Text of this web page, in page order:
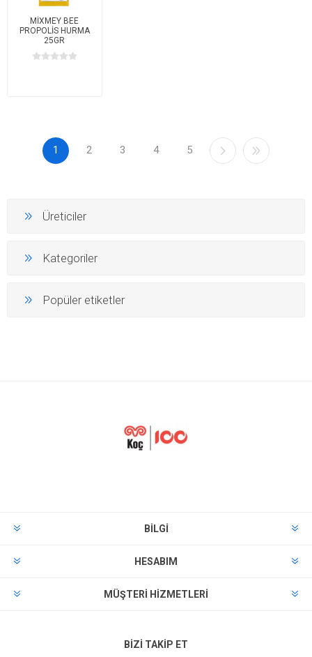
MİXMEY BEE
PROPOLİS HURMA
25GR
1 2 3 4 5
Üreticiler
Kategoriler
Popüler etiketler
BILGI
HESABIM
MÜŞTERI HIZMETLERI
BIZI TAKIP ET